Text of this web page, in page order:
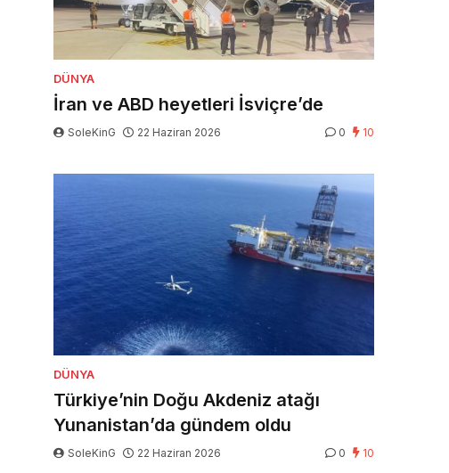
DÜNYA
İran ve ABD heyetleri İsviçre’de
SoleKinG 22 Haziran 2026 0 10
DÜNYA
Türkiye’nin Doğu Akdeniz atağı
Yunanistan’da gündem oldu
SoleKinG 22 Haziran 2026 0 10